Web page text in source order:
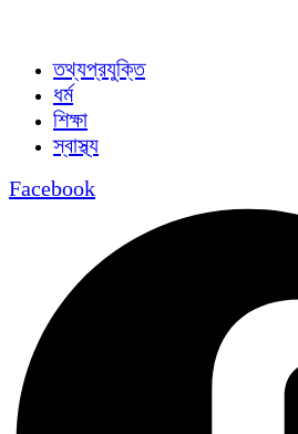
তথ্যপ্রযুক্তি
ধর্ম
শিক্ষা
স্বাস্থ্য
Facebook